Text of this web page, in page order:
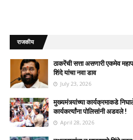
राजकीय
ठाकरेंची सत्ता असणारी एकमेव
शिंदे यांचा नवा डाव
July 23, 2026
मुख्यमंत्र्यांच्या कार्यक्रमाकडे
कार्यकर्त्यांना पोलिसांनी अडवले !
April 28, 2026